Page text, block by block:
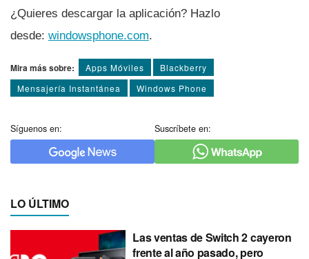
¿Quieres descargar la aplicación? Hazlo
desde: windowsphone.com.
Mira más sobre: Apps Móviles
Blackberry
Mensajería Instantánea
Windows Phone
Síguenos en: Suscríbete en:
LO ÚLTIMO
Las ventas de Switch 2 cayeron
frente al año pasado, pero